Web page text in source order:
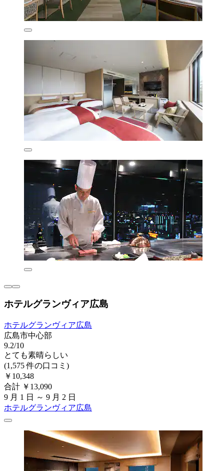
ホテルグランヴィア広島
ホテルグランヴィア広島
広島市中心部
9.2/10
とても素晴らしい
(1,575 件の口コミ)
￥10,348
合計 ￥13,090
9 月 1 日 ～ 9 月 2 日
ホテルグランヴィア広島